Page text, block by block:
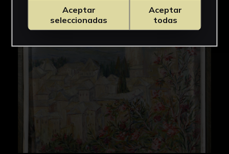
Aceptar
seleccionadas
Aceptar
todas